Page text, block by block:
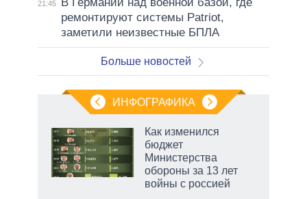
21:45
ремонтируют системы Patriot,
заметили неизвестные БПЛА
Больше новостей
ИНФОГРАФИКА
Как изменился
бюджет
Министерства
обороны за 13 лет
войны с россией